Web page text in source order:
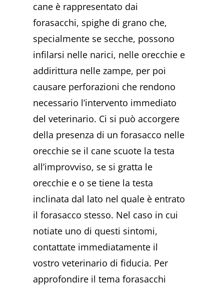
cane è rappresentato dai
forasacchi, spighe di grano che,
specialmente se secche, possono
infilarsi nelle narici, nelle orecchie e
addirittura nelle zampe, per poi
causare perforazioni che rendono
necessario l’intervento immediato
del veterinario. Ci si può accorgere
della presenza di un forasacco nelle
orecchie se il cane scuote la testa
all’improvviso, se si gratta le
orecchie e o se tiene la testa
inclinata dal lato nel quale è entrato
il forasacco stesso. Nel caso in cui
notiate uno di questi sintomi,
contattate immediatamente il
vostro veterinario di fiducia. Per
approfondire il tema forasacchi